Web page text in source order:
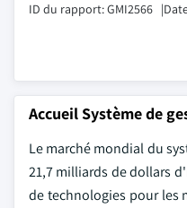
ID du rapport: GMI2566 |
Accueil Système de
Le marché mondial du
21,7 milliards de dollars
de technologies pour les